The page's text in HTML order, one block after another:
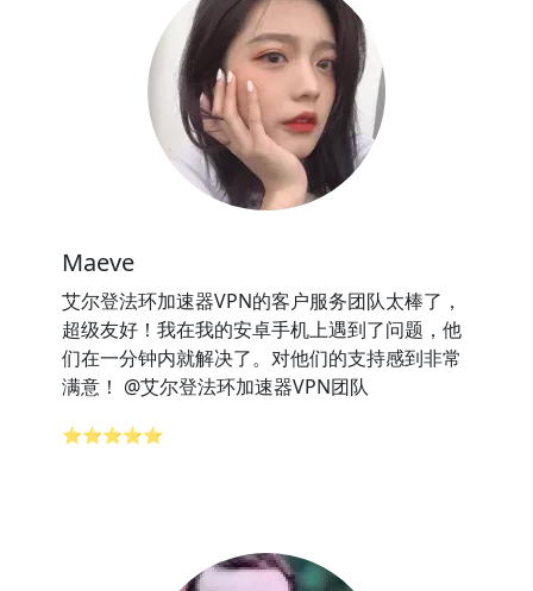
Maeve
艾尔登法环加速器VPN的客户服务团队太棒了，
超级友好！我在我的安卓手机上遇到了问题，他
们在一分钟内就解决了。对他们的支持感到非常
满意！ @艾尔登法环加速器VPN团队
⭐⭐⭐⭐⭐